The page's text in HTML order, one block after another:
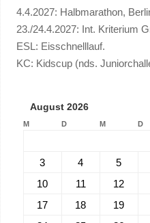
4.4.2027: Halbmarathon,
23./24.4.2027: Int. Kriterium
ESL: Eisschnelllauf.
KC: Kidscup (nds.
August 2026
M D M D
3
4 5
10
11 12
17
18 19